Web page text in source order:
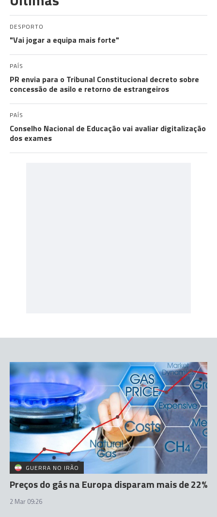
DESPORTO
"Vai jogar a equipa mais forte"
PAÍS
PR envia para o Tribunal Constitucional decreto sobre
concessão de asilo e retorno de estrangeiros
PAÍS
Conselho Nacional de Educação vai avaliar digitalização
dos exames
GUERRA NO IRÃO
Preços do gás na Europa disparam mais de 22%
2 Mar 09:26